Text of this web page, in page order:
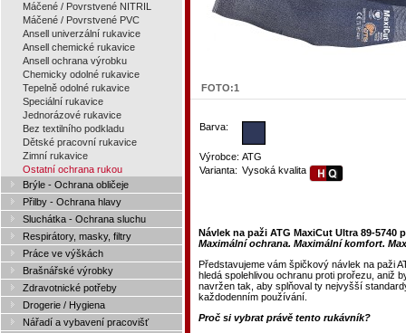
Máčené / Povrstvené NITRIL
Máčené / Povrstvené PVC
Ansell univerzální rukavice
Ansell chemické rukavice
Ansell ochrana výrobku
Chemicky odolné rukavice
Tepelně odolné rukavice
Speciální rukavice
Jednorázové rukavice
Bez textilního podkladu
Dětské pracovní rukavice
Zimní rukavice
Ostatní ochrana rukou
Brýle - Ochrana obličeje
Přilby - Ochrana hlavy
Sluchátka - Ochrana sluchu
Respirátory, masky, filtry
Práce ve výškách
Brašnářské výrobky
Zdravotnické potřeby
Drogerie / Hygiena
Nářadí a vybavení pracovišť
FOTO:1
Barva:
Výrobce: ATG
Varianta: Vysoká kvalita
Návlek na paži ATG MaxiCut Ultra 89-5740
Maximální ochrana. Maximální komfort.
Představujeme vám špičkový návlek na paži
hledá spolehlivou ochranu proti prořezu, aniž
navržen tak, aby splňoval ty nejvyšší
každodenním používání.
Proč si vybrat právě tento rukávník?